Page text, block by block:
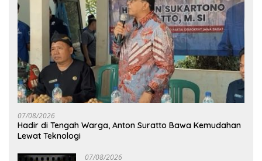
07/08/2026
Hadir di Tengah Warga, Anton Suratto Bawa Kemudahan
Lewat Teknologi
07/08/2026